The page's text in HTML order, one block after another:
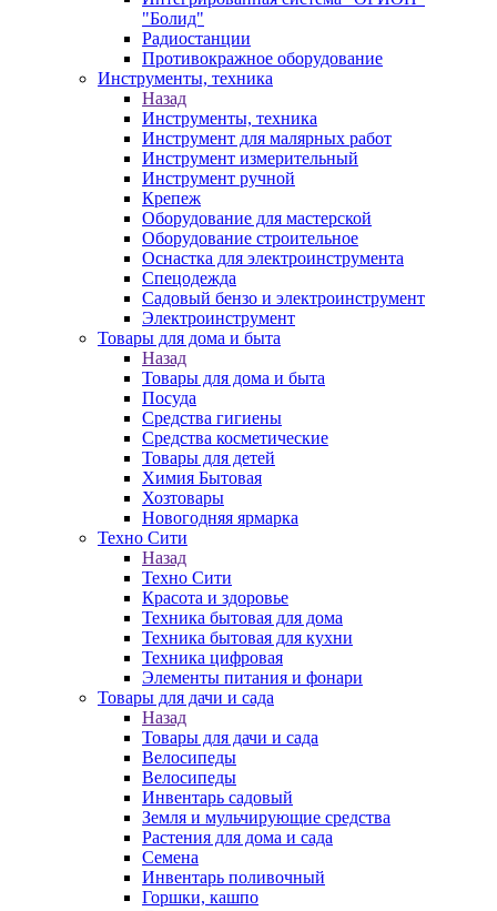
"Болид"
Радиостанции
Противокражное оборудование
Инструменты, техника
Назад
Инструменты, техника
Инструмент для малярных работ
Инструмент измерительный
Инструмент ручной
Крепеж
Оборудование для мастерской
Оборудование строительное
Оснастка для электроинструмента
Спецодежда
Садовый бензо и электроинструмент
Электроинструмент
Товары для дома и быта
Назад
Товары для дома и быта
Посуда
Средства гигиены
Средства косметические
Товары для детей
Химия Бытовая
Хозтовары
Новогодняя ярмарка
Техно Сити
Назад
Техно Сити
Красота и здоровье
Техника бытовая для дома
Техника бытовая для кухни
Техника цифровая
Элементы питания и фонари
Товары для дачи и сада
Назад
Товары для дачи и сада
Велосипеды
Велосипеды
Инвентарь садовый
Земля и мульчирующие средства
Растения для дома и сада
Семена
Инвентарь поливочный
Горшки, кашпо